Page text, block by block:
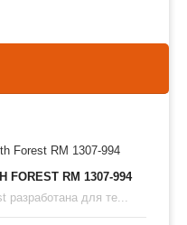
RM 1307-994
разработана для те...